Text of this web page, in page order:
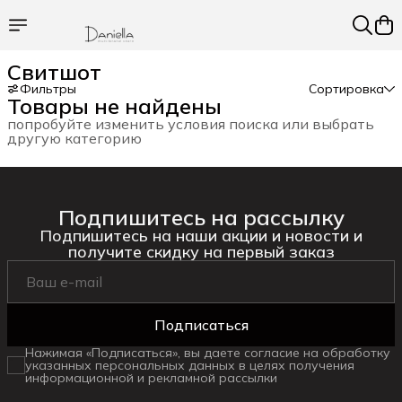
Свитшот
Фильтры Сортировка
Товары не найдены
попробуйте изменить условия поиска или выбрать
другую категорию
Подпишитесь на рассылку
Подпишитесь на наши акции и новости и
получите скидку на первый заказ
Подписаться
Нажимая «Подписаться», вы даете согласие на обработку
указанных персональных данных в целях получения
информационной и рекламной рассылки